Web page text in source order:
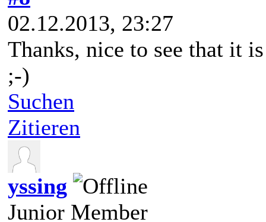
02.12.2013, 23:27
Thanks, nice to see that it
;-)
Suchen
Zitieren
yssing
Junior Member